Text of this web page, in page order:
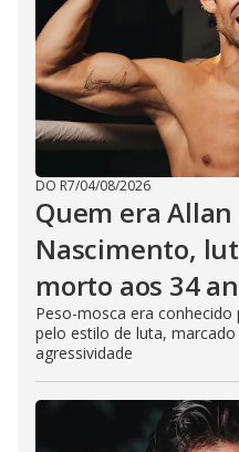
DO R7/04/08/2026
Quem era Allan
Nascimento,
morto aos 34
Peso-mosca era
pelo estilo de luta,
agressividade